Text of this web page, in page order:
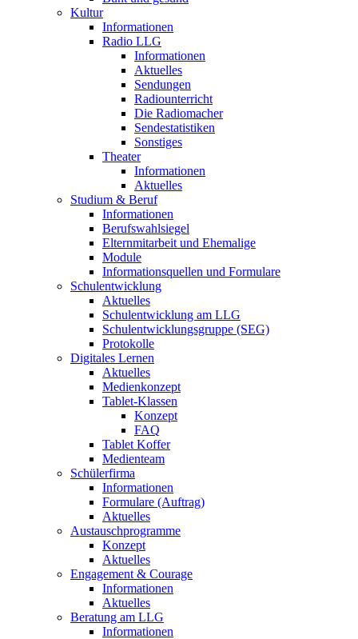
Kultur
Informationen
Radio LLG
Informationen
Aktuelles
Sendungen
Radiounterricht
Die Radiomacher
Sendestatistiken
Sonstiges
Theater
Informationen
Aktuelles
Studium & Beruf
Informationen
Berufswahlsiegel
Elternmitarbeit und Ehemalige
Module
Informationsquellen und Formulare
Schulentwicklung
Aktuelles
Schulentwicklung am LLG
Schulentwicklungsgruppe (SEG)
Protokolle
Digitales Lernen
Aktuelles
Medienkonzept
Tablet-Klassen
Konzept
FAQ
Tablet Koffer
Medienteam
Schülerfirma
Informationen
Formulare (Auftrag)
Aktuelles
Austauschprogramme
Konzept
Aktuelles
Engagement & Courage
Informationen
Aktuelles
Beratung am LLG
Informationen